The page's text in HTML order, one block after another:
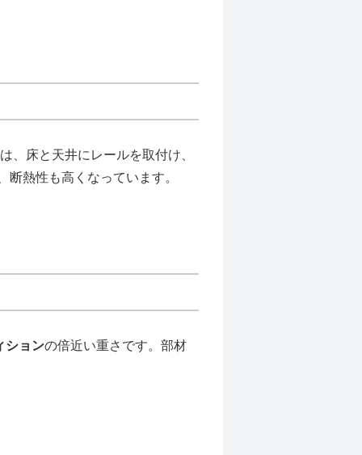
、床と天井にレールを取付け、
熱性も高くなっています。
ションの倍近い重さです。部材